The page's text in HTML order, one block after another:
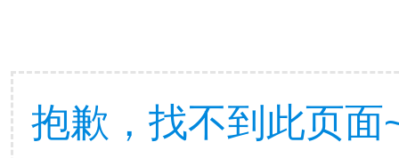
抱歉，找不到此页面